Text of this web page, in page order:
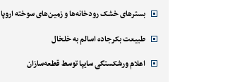
بسترهای خشک رودخانه‌ها و زمین‌های سوخته اروپا
طبیعت بکرجاده اسالم به خلخال
اعلام ورشکستگی سایپا توسط قطعه‌سازان